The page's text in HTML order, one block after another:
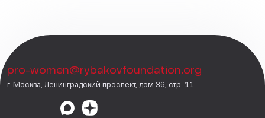
pro-women@rybakovfoundation.org
г. Москва, Ленинградский проспект, дом 36, стр. 11